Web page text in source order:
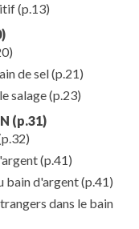
(p.13)
de sel(p.21)
salage(p.23)
(p.31)
(p.41)
bain d'argent(p.41)
dans le bain